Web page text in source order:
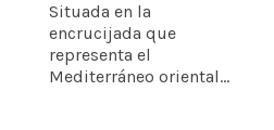
Situada en la
encrucijada que
representa el
Mediterráneo oriental...